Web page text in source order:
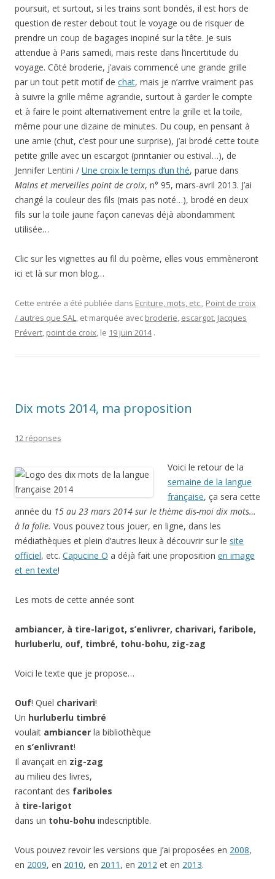
poursuit, et surtout, si les trains sont bondés, il est hors de
question de rester debout tout le voyage ou de risquer de
prendre un coup de bagages inopiné sur la tête. Je suis
attendue à Paris samedi, mais reste dans l’incertitude du
voyage. Côté broderie, j’avais commencé une grande grille
par un tout petit motif de chat, mais je n’arrive vraiment pas
à suivre la grille même agrandie, surtout à garder le compte
et à faire le point alternativement entre la grille et la toile,
même pour une dizaine de minutes. Du coup, en pensant à
une amie (chut, c’est pour une surprise), j’ai brodé cette toute
petite grille avec un escargot (printanier ou estival…), de
Jennifer Lentini / Une croix le temps d’un thé, parue dans
Mains et merveilles point de croix, n° 95, mars-avril 2013. J’ai
changé la couleur des fils (mais pas noté…), brodé en deux
fils sur la toile jaune façon canevas déjà abondamment
utilisée…
Clic sur les vignettes au fil du poème, elles vous emmèneront
ici et là sur mon blog…
Cette entrée a été publiée dans Ecriture, mots, etc., Point de croix
/ autres que SAL, et marquée avec broderie, escargot, Jacques
Prévert, point de croix, le 19 juin 2014 .
Dix mots 2014, ma proposition
12 réponses
Voici le retour de la
semaine de la langue
française, ça sera cette
année du 15 au 23 mars 2014 sur le thème dis-moi dix mots…
à la folie. Vous pouvez tous jouer, en ligne, dans les
médiathèques et plein d’autres lieux à découvrir sur le site
officiel, etc. Capucine O a déjà fait une proposition en image
et en texte!
Les mots de cette année sont
ambiancer, à tire-larigot, s’enlivrer, charivari, faribole,
hurluberlu, ouf, timbré, tohu-bohu, zig-zag
Voici le texte que je propose…
Ouf! Quel charivari!
Un hurluberlu timbré
voulait ambiancer la bibliothèque
en s’enlivrant!
Il avançait en zig-zag
au milieu des livres,
racontant des fariboles
à tire-larigot
dans un tohu-bohu indescriptible.
Vous pouvez revoir les versions que j’ai proposées en 2008,
en 2009, en 2010, en 2011 , en 2012 et en 2013.